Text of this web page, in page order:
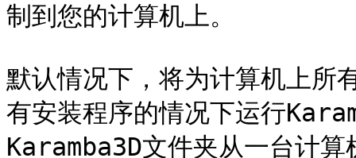
制到您的计算机上。
默认情况下，将为计算机上所
有安装程序的情况下运行
Karamba3D文件夹从一台计